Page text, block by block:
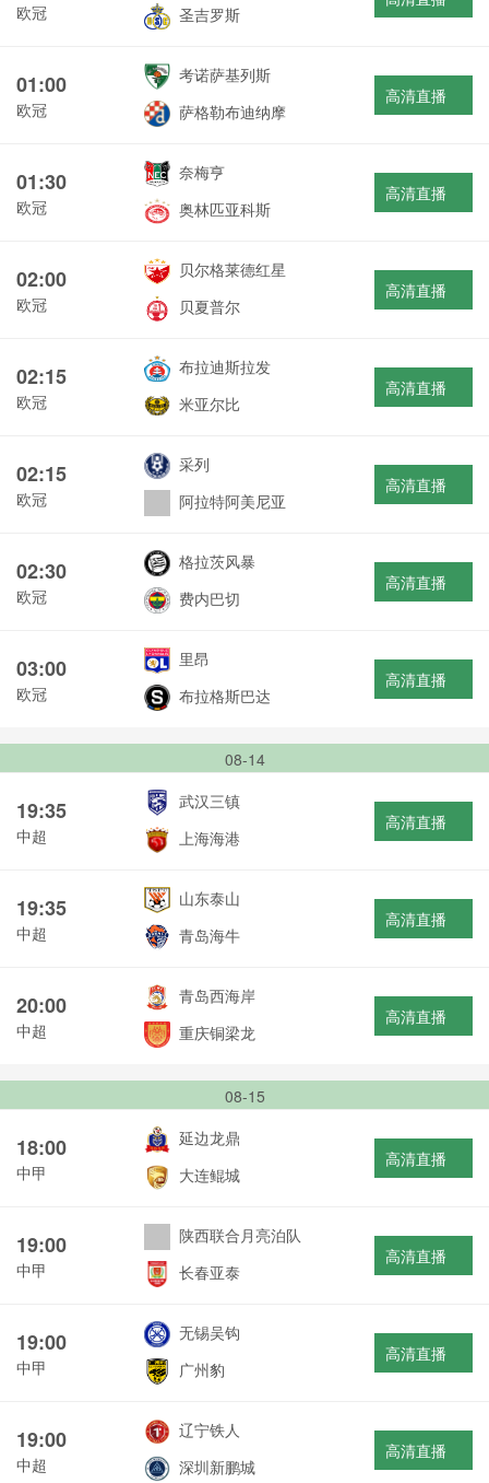
欧冠 圣吉罗斯
01:00
欧冠
考诺萨基列斯
萨格勒布迪纳摩
高清直播
01:30
欧冠
奈梅亨
奥林匹亚科斯
高清直播
02:00
欧冠
贝尔格莱德红星
贝夏普尔
高清直播
02:15
欧冠
布拉迪斯拉发
米亚尔比
高清直播
02:15
欧冠
采列
阿拉特阿美尼亚
高清直播
02:30
欧冠
格拉茨风暴
费内巴切
高清直播
03:00
欧冠
里昂
布拉格斯巴达
高清直播
08-14
19:35
中超
武汉三镇
上海海港
高清直播
19:35
中超
山东泰山
青岛海牛
高清直播
20:00
中超
青岛西海岸
重庆铜梁龙
高清直播
08-15
18:00
中甲
延边龙鼎
大连鲲城
高清直播
19:00
中甲
陕西联合月亮泊队
长春亚泰
高清直播
19:00
中甲
无锡吴钩
广州豹
高清直播
19:00
中超
辽宁铁人
深圳新鹏城
高清直播